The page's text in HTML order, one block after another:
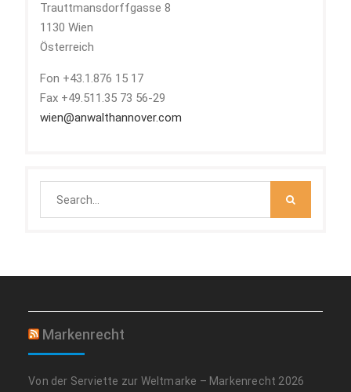
Trauttmansdorffgasse 8
1130 Wien
Österreich
Fon +43.1.876 15 17
Fax +49.511.35 73 56-29
wien@anwalthannover.com
Markenrecht
Von der Serviette zur Weltmarke – Markenrecht 2026